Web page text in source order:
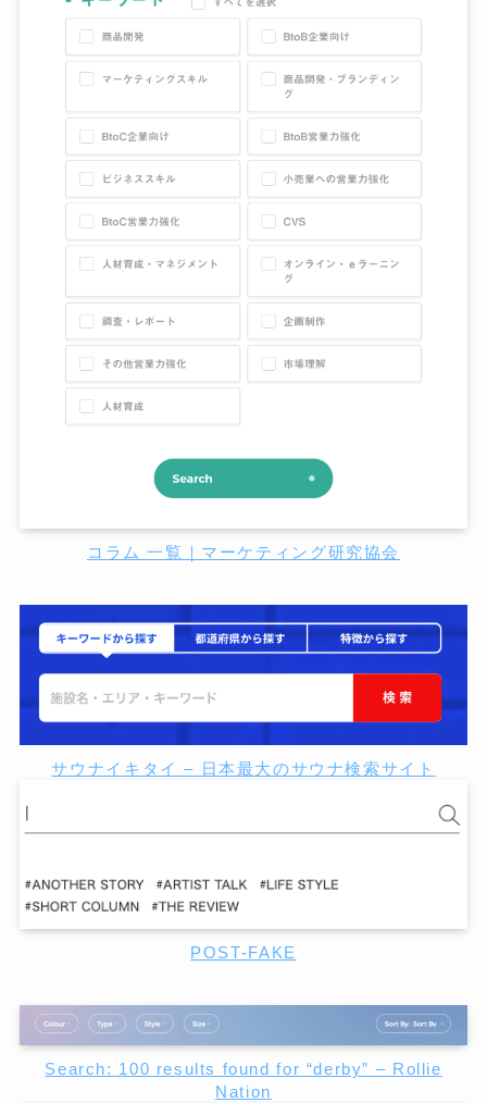
コラム 一覧｜マーケティング研究協会
サウナイキタイ – 日本最大のサウナ検索サイト
POST-FAKE
Search: 100 results found for “derby” – Rollie
Nation